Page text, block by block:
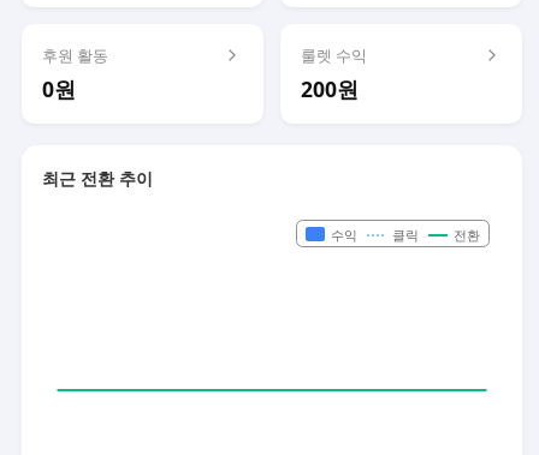
후원 활동
0원
룰렛 수익
200원
최근 전환 추이